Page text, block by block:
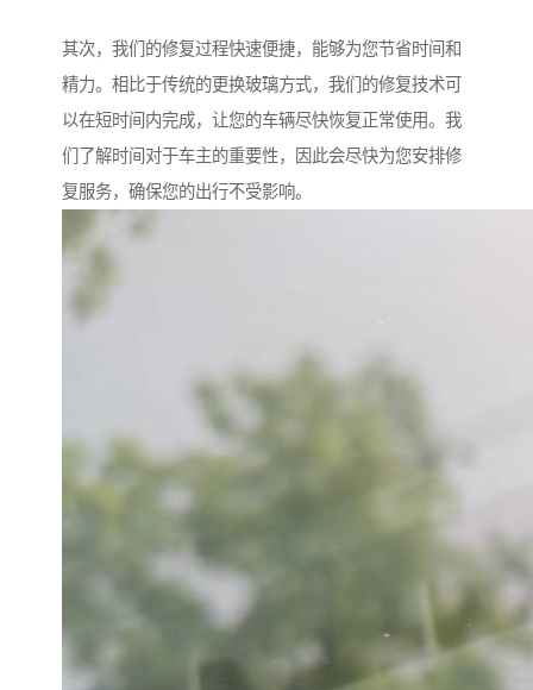
其次，我们的修复过程快速便捷，能够为您节省时间和
精力。相比于传统的更换玻璃方式，我们的修复技术可
以在短时间内完成，让您的车辆尽快恢复正常使用。我
们了解时间对于车主的重要性，因此会尽快为您安排修
复服务，确保您的出行不受影响。